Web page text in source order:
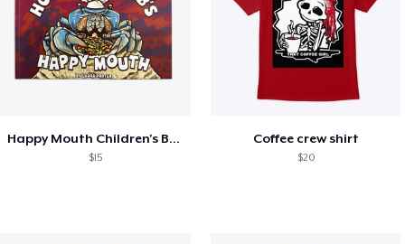
Happy Mouth Children's Book
$15
Coffee crew shirt
$20